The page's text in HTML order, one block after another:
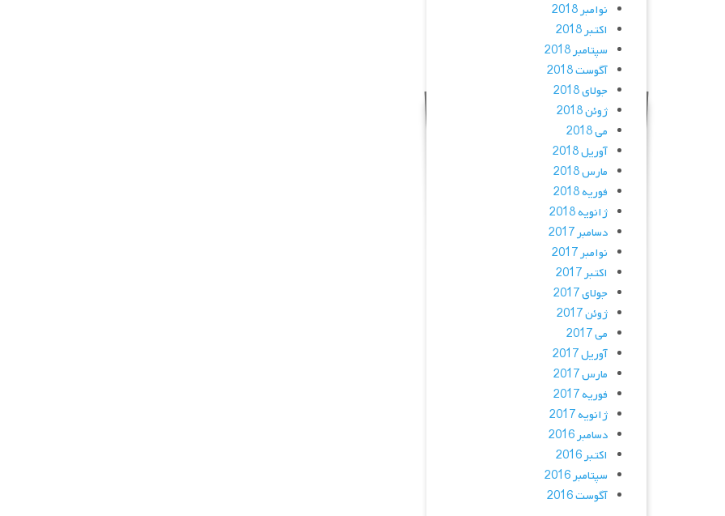
نوامبر 2018
اکتبر 2018
سپتامبر 2018
آگوست 2018
جولای 2018
ژوئن 2018
می 2018
آوریل 2018
مارس 2018
فوریه 2018
ژانویه 2018
دسامبر 2017
نوامبر 2017
اکتبر 2017
جولای 2017
ژوئن 2017
می 2017
آوریل 2017
مارس 2017
فوریه 2017
ژانویه 2017
دسامبر 2016
اکتبر 2016
سپتامبر 2016
آگوست 2016